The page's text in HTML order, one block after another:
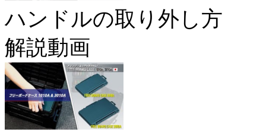
ハンドルの取り外し方
解説動画